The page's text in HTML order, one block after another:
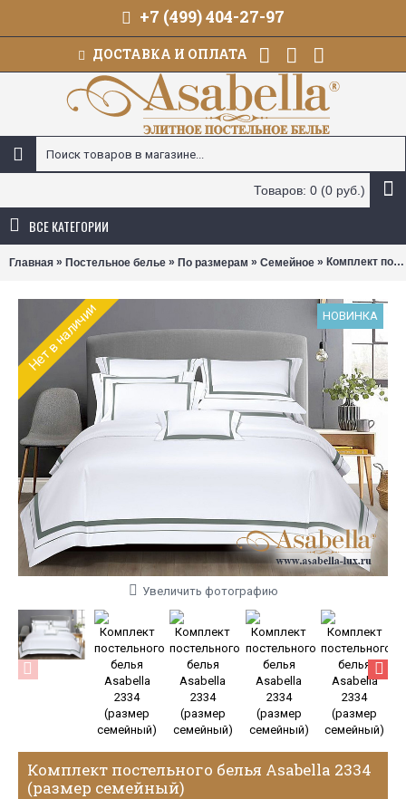
+7 (499) 404-27-97
ДОСТАВКА И ОПЛАТА
Товаров: 0 (0 руб.)
ВСЕ КАТЕГОРИИ
Главная » Постельное белье » По размерам » Семейное » Комплект постельного белья Asabella 2334 (размер семейный)
НОВИНКА
Нет в наличии
Увеличить фотографию
Комплект постельного белья Asabella 2334
(размер семейный)